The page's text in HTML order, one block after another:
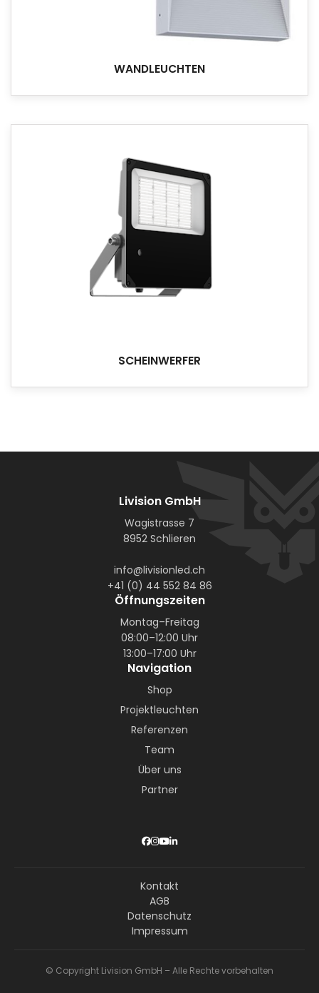
WANDLEUCHTEN
SCHEINWERFER
Livision GmbH
Wagistrasse 7
8952 Schlieren
info@livisionled.ch
+41 (0) 44 552 84 86
Öffnungszeiten
Montag–Freitag
08:00–12:00 Uhr
13:00–17:00 Uhr
Navigation
Shop
Projektleuchten
Referenzen
Team
Über uns
Partner
Kontakt
AGB
Datenschutz
Impressum
© Copyright Livision GmbH – Alle Rechte vorbehalten